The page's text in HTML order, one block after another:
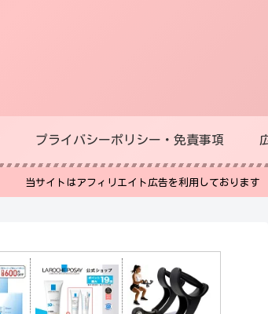
プライバシーポリシー・免責事項
当サイトはアフィリエイト広告を利用しております